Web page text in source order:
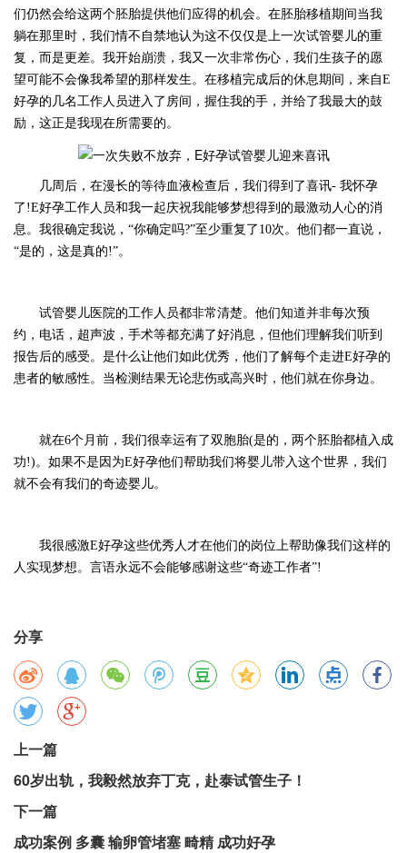
们仍然会给这两个胚胎提供他们应得的机会。在胚胎移植期间当我
躺在那里时，我们情不自禁地认为这不仅仅是上一次试管婴儿的重
复，而是更差。我开始崩溃，我又一次非常伤心，我们生孩子的愿
望可能不会像我希望的那样发生。在移植完成后的休息期间，来自E
好孕的几名工作人员进入了房间，握住我的手，并给了我最大的鼓
励，这正是我现在所需要的。
几周后，在漫长的等待血液检查后，我们得到了喜讯- 我怀孕
了!E好孕工作人员和我一起庆祝我能够梦想得到的最激动人心的消
息。我很确定我说，“你确定吗?”至少重复了10次。他们都一直说，
“是的，这是真的!”。
试管婴儿医院的工作人员都非常清楚。他们知道并非每次预
约，电话，超声波，手术等都充满了好消息，但他们理解我们听到
报告后的感受。是什么让他们如此优秀，他们了解每个走进E好孕的
患者的敏感性。当检测结果无论悲伤或高兴时，他们就在你身边。
就在6个月前，我们很幸运有了双胞胎(是的，两个胚胎都植入成
功!)。如果不是因为E好孕他们帮助我们将婴儿带入这个世界，我们
就不会有我们的奇迹婴儿。
我很感激E好孕这些优秀人才在他们的岗位上帮助像我们这样的
人实现梦想。言语永远不会能够感谢这些“奇迹工作者”!
分享
上一篇
60岁出轨，我毅然放弃丁克，赴泰试管生子！
下一篇
成功案例 多囊 输卵管堵塞 畸精 成功好孕